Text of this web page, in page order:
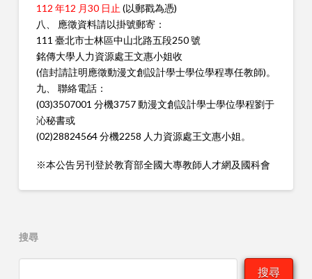
112 年12 月30 日止 (以郵戳為憑)
八、 應徵資料請以掛號郵寄：
111 臺北市士林區中山北路五段250 號
銘傳大學人力資源處王文惠小姐收
(信封請註明應徵動漫文創設計學士學位學程專任教師)。
九、 聯絡電話：
(03)3507001 分機3757 動漫文創設計學士學位學程劉于
沁秘書或
(02)28824564 分機2258 人力資源處王文惠小姐。
※本公告另刊登於教育部全國大專教師人才網及國科會
搜尋
搜尋